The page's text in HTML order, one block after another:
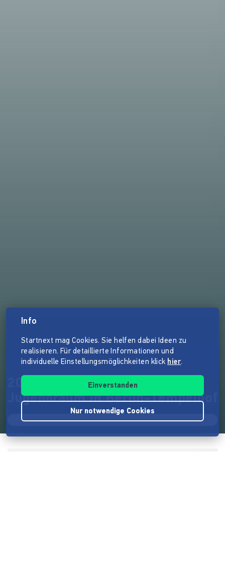
2020 wird unser Jahr: Neuer
Jugendraum in Berlin-Tempelhof
Info
Startnext mag Cookies. Sie helfen dabei Ideen zu
realisieren. Für detaillierte Informationen und
individuelle Einstellungsmöglichkeiten klick hier.
Einverstanden
Nur notwendige Cookies